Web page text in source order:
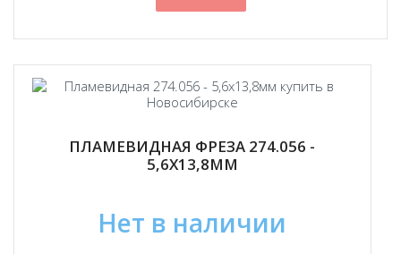
ПЛАМЕВИДНАЯ ФРЕЗА 274.056 -
5,6Х13,8ММ
Нет в наличии